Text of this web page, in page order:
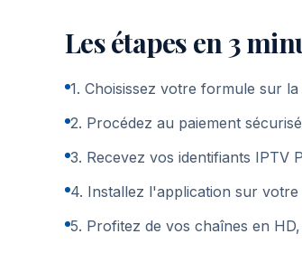
Les étapes en 3
1. Choisissez votre formule sur la
2. Procédez au paiement
3. Recevez vos identifiants IPTV
4. Installez l'application sur
5. Profitez de vos chaînes en